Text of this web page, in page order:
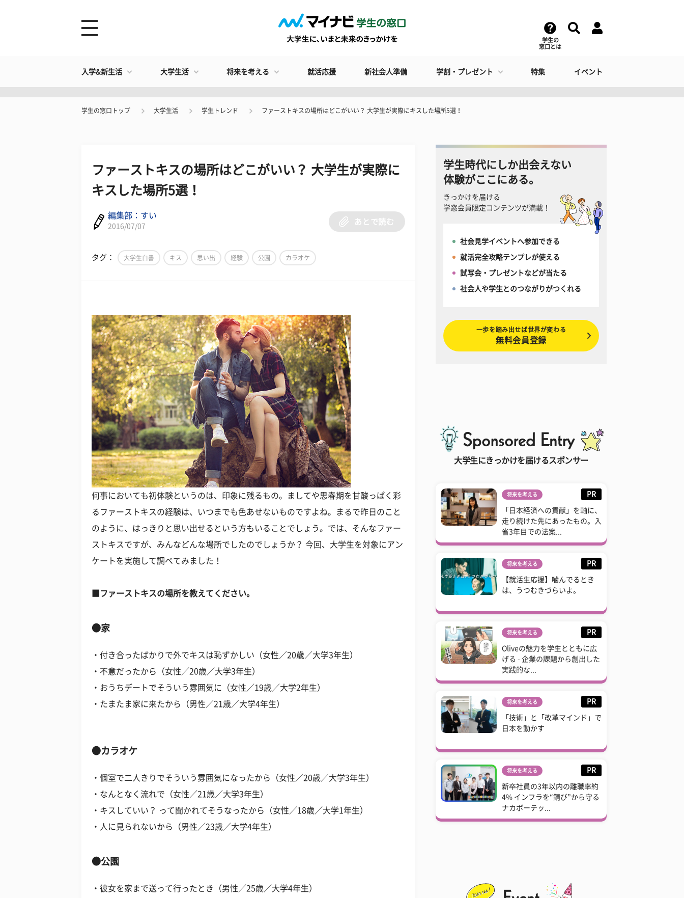
学生の
窓口とは
入学&新生活 大学生活 将来を考える 就活応援 新社会人準備 学割・プレゼント 特集 イベント
学生の窓口トップ 大学生活 学生トレンド ファーストキスの場所はどこがいい？ 大学生が実際にキスした場所5選！
ファーストキスの場所はどこがいい？ 大学生が実際に
キスした場所5選！
編集部：すい
2016/07/07
あとで読む
タグ： 大学生白書 キス 思い出 経験 公園 カラオケ
何事においても初体験というのは、印象に残るもの。ましてや思春期を甘酸っぱく彩
るファーストキスの経験は、いつまでも色あせないものですよね。まるで昨日のこと
のように、はっきりと思い出せるという方もいることでしょう。では、そんなファー
ストキスですが、みんなどんな場所でしたのでしょうか？ 今回、大学生を対象にアン
ケートを実施して調べてみました！
■ファーストキスの場所を教えてください。
●家
・付き合ったばかりで外でキスは恥ずかしい（女性／20歳／大学3年生）
・不意だったから（女性／20歳／大学3年生）
・おうちデートでそういう雰囲気に（女性／19歳／大学2年生）
・たまたま家に来たから（男性／21歳／大学4年生）
●カラオケ
・個室で二人きりでそういう雰囲気になったから（女性／20歳／大学3年生）
・なんとなく流れで（女性／21歳／大学3年生）
・キスしていい？ って聞かれてそうなったから（女性／18歳／大学1年生）
・人に見られないから（男性／23歳／大学4年生）
●公園
・彼女を家まで送って行ったとき（男性／25歳／大学4年生）
学生時代にしか出会えない
体験がここにある。
きっかけを届ける
学窓会員限定コンテンツが満載！
社会見学イベントへ参加できる
就活完全攻略テンプレが使える
試写会・プレゼントなどが当たる
社会人や学生とのつながりがつくれる
一歩を踏み出せば世界が変わる
無料会員登録
大学生にきっかけを届けるスポンサー
将来を考える PR
「日本経済への貢献」を軸に、
走り続けた先にあったもの。入
省3年目での法案...
将来を考える PR
【就活生応援】噛んでるとき
は、うつむきづらいよ。
将来を考える PR
Oliveの魅力を学生とともに広
げる - 企業の課題から創出した
実践的な...
将来を考える PR
「技術」と「改革マインド」で
日本を動かす
将来を考える PR
新卒社員の3年以内の離職率約
4% インフラを“錆び”から守る
ナカボーテッ...